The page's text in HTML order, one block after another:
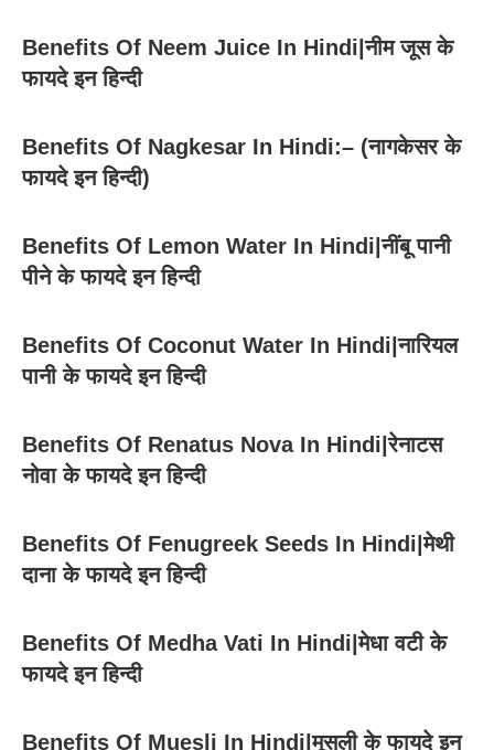
Benefits Of Neem Juice In Hindi|नीम जूस के
फायदे इन हिन्दी
Benefits Of Nagkesar In Hindi:– (नागकेसर के
फायदे इन हिन्दी)
Benefits Of Lemon Water In Hindi|नींबू पानी
पीने के फायदे इन हिन्दी
Benefits Of Coconut Water In Hindi|नारियल
पानी के फायदे इन हिन्दी
Benefits Of Renatus Nova In Hindi|रेनाटस
नोवा के फायदे इन हिन्दी
Benefits Of Fenugreek Seeds In Hindi|मेथी
दाना के फायदे इन हिन्दी
Benefits Of Medha Vati In Hindi|मेधा वटी के
फायदे इन हिन्दी
Benefits Of Muesli In Hindi|मूसली के फायदे इन